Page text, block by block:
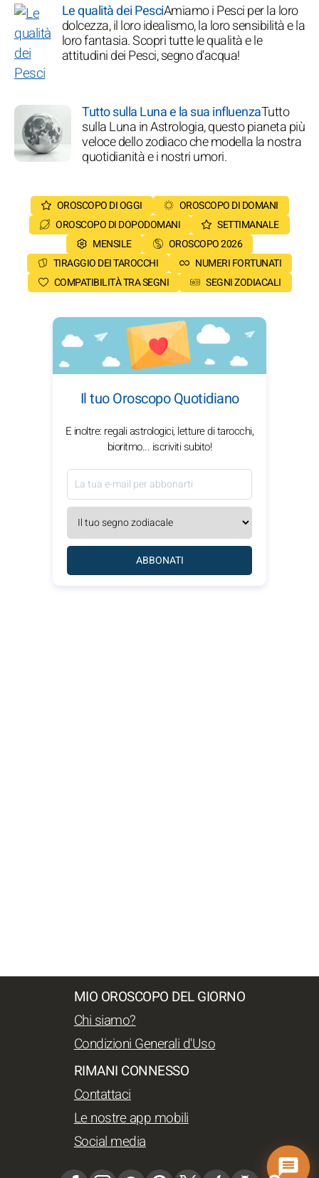
Le qualità dei PesciAmiamo i Pesci per la loro
dolcezza, il loro idealismo, la loro sensibilità e la
loro fantasia. Scopri tutte le qualità e le
attitudini dei Pesci, segno d'acqua!
Tutto sulla Luna e la sua influenzaTutto
sulla Luna in Astrologia, questo pianeta più
veloce dello zodiaco che modella la nostra
quotidianità e i nostri umori.
OROSCOPO DI OGGI
OROSCOPO DI DOMANI
OROSCOPO DI DOPODOMANI
SETTIMANALE
MENSILE
OROSCOPO 2026
TIRAGGIO DEI TAROCCHI
NUMERI FORTUNATI
COMPATIBILITÀ TRA SEGNI
SEGNI ZODIACALI
Il tuo Oroscopo Quotidiano
E inoltre: regali astrologici, letture di tarocchi,
bioritmo... iscriviti subito!
ABBONATI
MIO OROSCOPO DEL GIORNO
Chi siamo?
Condizioni Generali d'Uso
RIMANI CONNESSO
Contattaci
Le nostre app mobili
Social media